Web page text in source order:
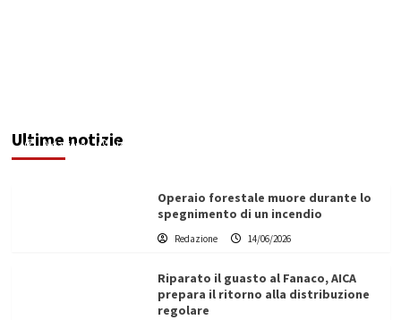
Ultime notizie
Redazione 14/06/2026
Operaio forestale muore durante lo
spegnimento di un incendio
Redazione 14/06/2026
Riparato il guasto al Fanaco, AICA
prepara il ritorno alla distribuzione
regolare